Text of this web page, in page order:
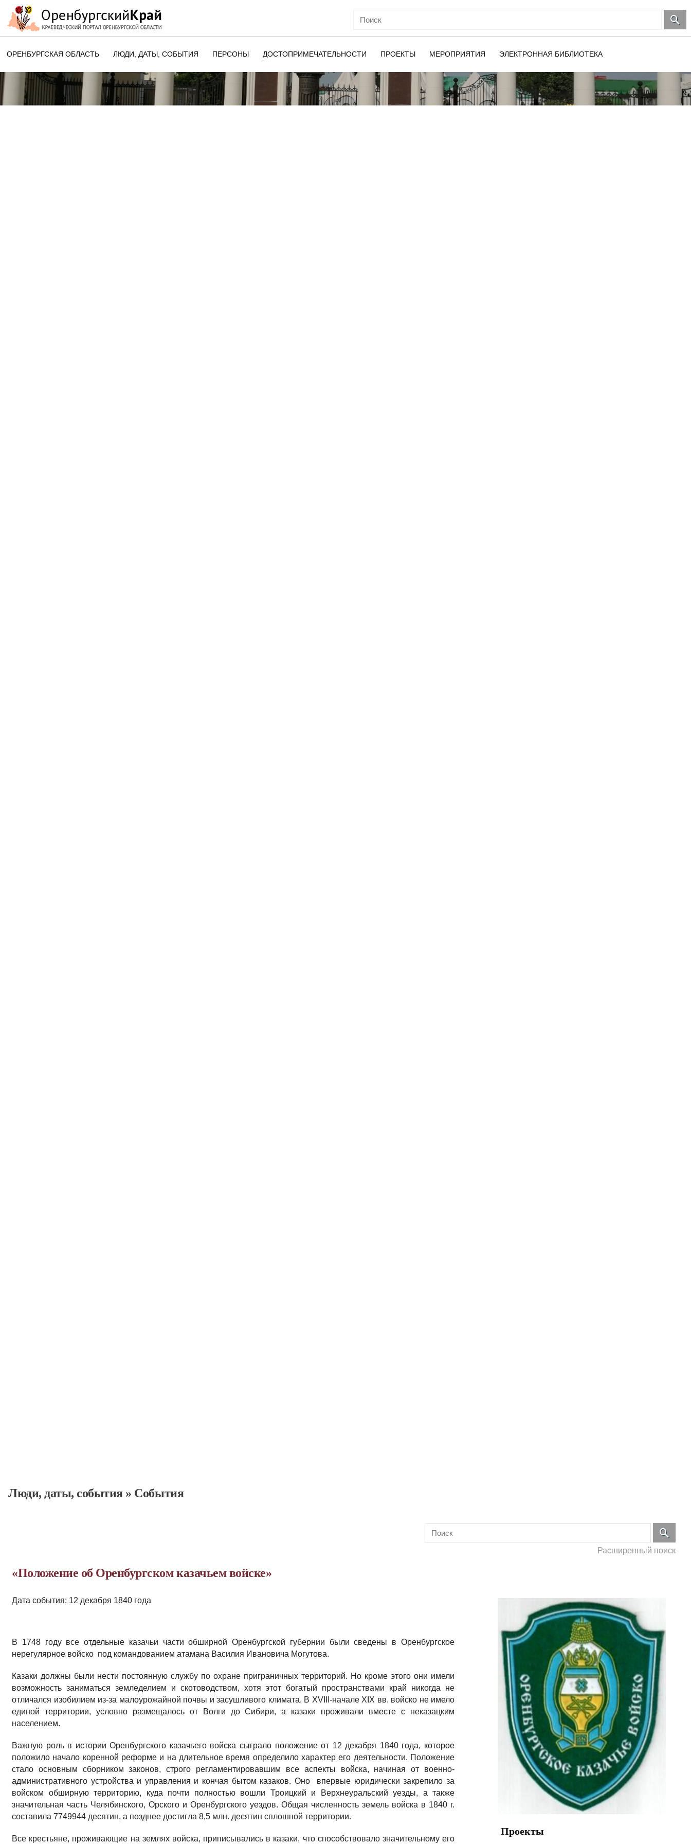
ОРЕНБУРГСКАЯ ОБЛАСТЬ ЛЮДИ, ДАТЫ, CОБЫТИЯ
ЭТОТ ДЕНЬ В ИСТОРИИ
ОРЕНБУРГСКОГО КРАЯ
ПЕРСОНЫ ДОСТОПРИМЕЧАТЕЛЬНОСТИ ПРОЕКТЫ МЕРОПРИЯТИЯ ЭЛЕКТРОННАЯ БИБЛИОТЕКА
Люди, даты, cобытия» События
Расширенный поиск
«Положение об Оренбургском казачьем войске»
Дата события: 12 декабря 1840 года
В 1748 году все отдельные казачьи части обширной Оренбургской губернии были сведены в Оренбургское
нерегулярное войско под командованием атамана Василия Ивановича Могутова.
Казаки должны были нести постоянную службу по охране приграничных территорий. Но кроме этого они имели
возможность заниматься земледелием и скотоводством, хотя этот богатый пространствами край никогда не
отличался изобилием из-за малоурожайной почвы и засушливого климата. В XVIII-начале XIX вв. войско не имело
единой территории, условно размещалось от Волги до Сибири, а казаки проживали вместе с неказацким
населением.
Важную роль в истории Оренбургского казачьего войска сыграло положение от 12 декабря 1840 года, которое
положило начало коренной реформе и на длительное время определило характер его деятельности. Положение
стало основным сборником законов, строго регламентировавшим все аспекты войска, начиная от военно-
административного устройства и управления и кончая бытом казаков. Оно впервые юридически закрепило за
войском обширную территорию, куда почти полностью вошли Троицкий и Верхнеуральский уезды, а также
значительная часть Челябинского, Орского и Оренбургского уездов. Общая численность земель войска в 1840 г.
составила 7749944 десятин, а позднее достигла 8,5 млн. десятин сплошной территории.
Все крестьяне, проживающие на землях войска, приписывались в казаки, что способствовало значительному его
Проекты